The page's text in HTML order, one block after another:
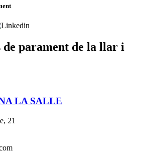
de parament de la llar i
LA SALLE
21